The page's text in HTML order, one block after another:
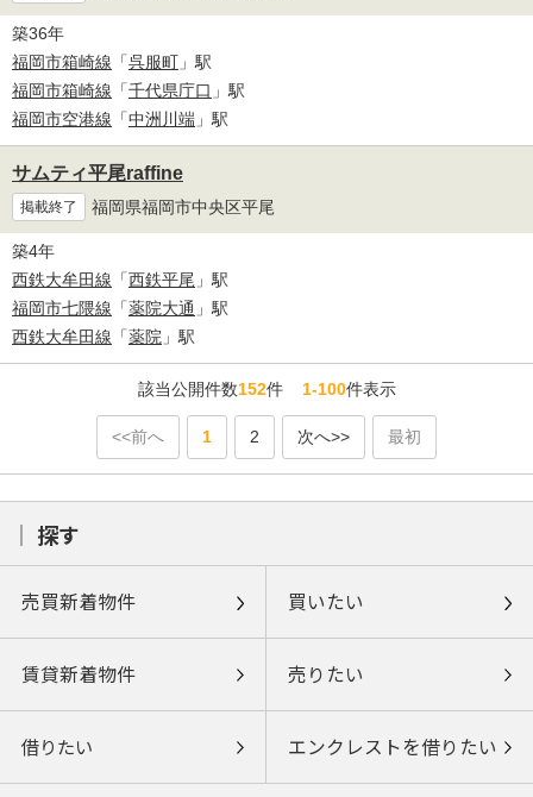
築36年
福岡市箱崎線 「呉服町 」駅
福岡市箱崎線 「千代県庁口 」駅
福岡市空港線 「中洲川端 」駅
サムティ平尾raffine
掲載終了 福岡県福岡市中央区平尾
築4年
西鉄大牟田線 「西鉄平尾 」駅
福岡市七隈線 「薬院大通 」駅
西鉄大牟田線 「薬院 」駅
該当公開件数152件1-100件表示
<<前へ 1 2 次へ>> 最初
探す
売買新着物件 買いたい
賃貸新着物件 売りたい
借りたい エンクレストを借りたい